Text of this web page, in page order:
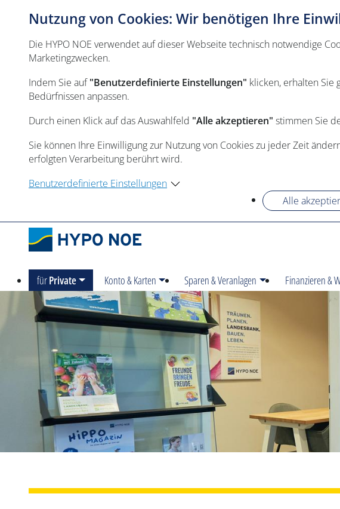
Nutzung von Cookies: Wir benötigen Ihre
Die HYPO NOE verwendet auf dieser Webseite technisch notwendige
Marketingzwecken.
Indem Sie auf"Benutzerdefinierte Einstellungen" klicken, erhalten Sie
Bedürfnissen anpassen.
Durch einen Klick auf das Auswahlfeld "Alle akzeptieren" stimmen Sie
Sie können Ihre Einwilligung zur Nutzung von Cookies zu jeder Zeit
erfolgten Verarbeitung berührt wird.
Benutzerdefinierte Einstellungen
Alle
fürPrivate Konto & Karten Sparen & Veranlagen Finanzieren &